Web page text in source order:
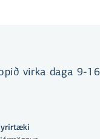
virka daga 9-16